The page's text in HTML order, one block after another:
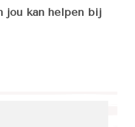
jou kan helpen bij